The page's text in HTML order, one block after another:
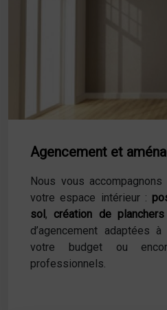
Agencement et
Nous vous
votre espace intérieur :
sol, création de
d’agencement adaptées
votre budget ou
professionnels.